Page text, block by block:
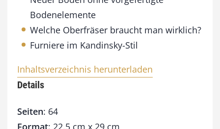
Bodenelemente
Welche Oberfräser braucht man wirklich?
Furniere im Kandinsky-Stil
Inhaltsverzeichnis herunterladen
Details
Seiten: 64
Format: 22,5 cm x 29 cm